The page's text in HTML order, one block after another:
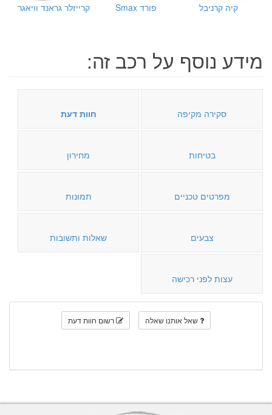
קיה קרניבל פורד Smax קרייזלר גראנד וויאגר
מידע נוסף על רכב זה:
סקירה מקיפה חוות דעת
בטיחות מחירון
מפרטים טכניים תמונות
צבעים שאלות ותשובות
עצות לפני רכישה
שאל אותנו שאלה רשום חוות דעת